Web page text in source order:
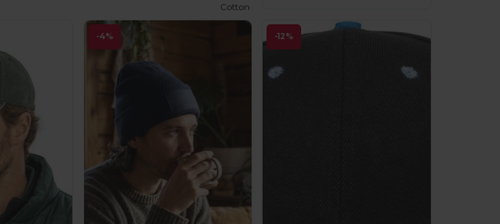
-4% -12%
Cotton